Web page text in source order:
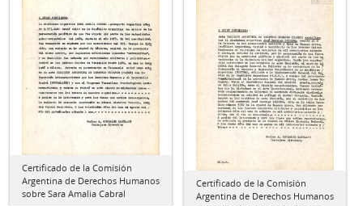
Certificado de la Comisión
Argentina de Derechos Humanos
sobre Sara Amalia Cabral
Certificado de la Comisión
Argentina de Derechos Humanos